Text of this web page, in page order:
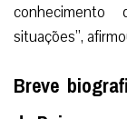
situações”,
Breve